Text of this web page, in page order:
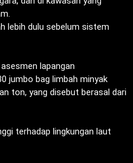
lebih dulu sebelum sistem
lapangan
jumbo bag limbah minyak
ton, yang disebut berasal dari
terhadap lingkungan laut